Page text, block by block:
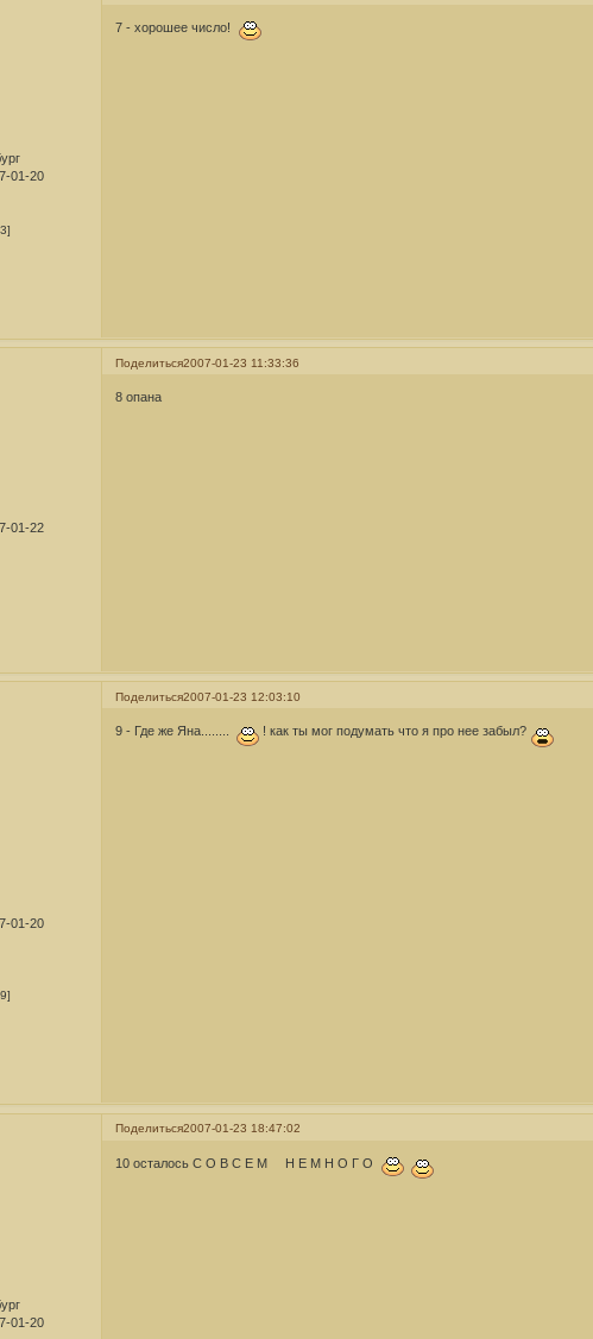
01-20
7 - хорошее число!
Поделиться2007-01-23 11:33:36
01-22
8 опана
Поделиться2007-01-23 12:03:10
01-20
9 - Где же Яна........ ! как ты мог подумать что я про нее забыл?
Поделиться2007-01-23 18:47:02
01-20
10 осталось С О В С Е М Н Е М Н О Г О